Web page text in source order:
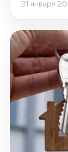
31 января